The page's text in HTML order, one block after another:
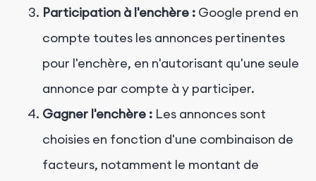
Participation à l'enchère : Google prend en
compte toutes les annonces pertinentes
pour l'enchère, en n'autorisant qu'une seule
annonce par compte à y participer.
Gagner l'enchère : Les annonces sont
choisies en fonction d'une combinaison de
facteurs, notamment le montant de